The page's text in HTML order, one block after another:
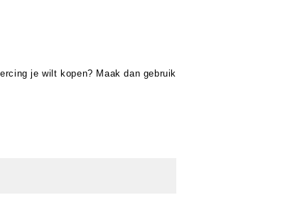
je wilt kopen? Maak dan gebruik